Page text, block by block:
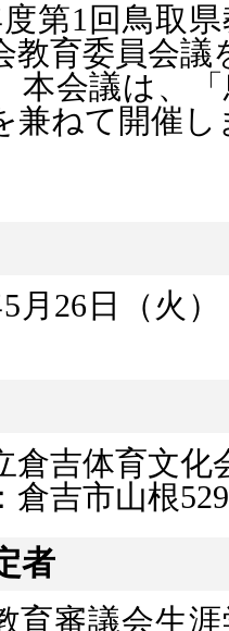
第1回鳥取
教育委員会
会議は、「
兼ねて開催し
月26日（火
倉吉体育文
倉吉市山根
者
育審議会生